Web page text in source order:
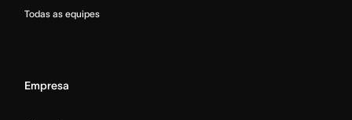
Todas as equipes
Empresa